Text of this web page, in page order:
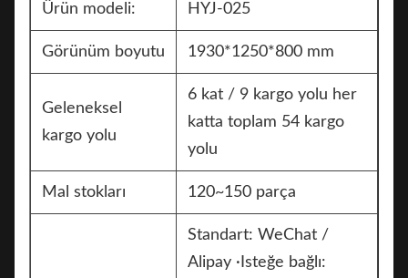
Ürün modeli: HYJ-025
Görünüm boyutu 1930*1250*800 mm
Geleneksel
kargo yolu
6 kat / 9 kargo yolu her
katta toplam 54 kargo
yolu
Mal stokları 120~150 parça
Standart: WeChat /
Alipay ·Isteğe bağlı: